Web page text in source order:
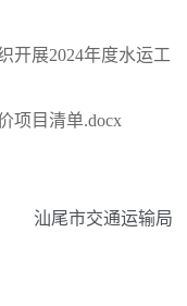
开展2024年度水运工
项目清单.docx
汕尾市交通运输局